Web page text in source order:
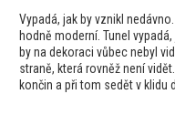
Vypadá, jak by vznikl
hodně moderní. Tunel
by na dekoraci vůbec nebyl
straně, která rovněž není
končin a při tom sedět v klidu